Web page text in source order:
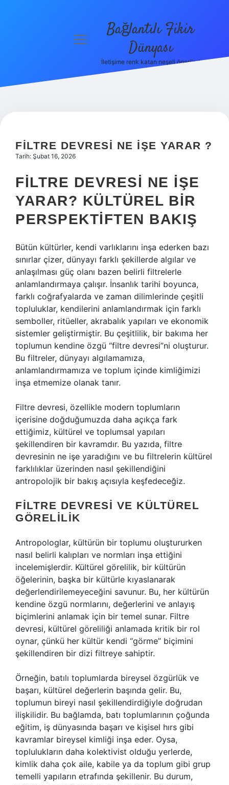
Hakkımızda
menüyü
Bağlantılı Fikir
Dünyası
İletişime renk katan neşeli öneriler!
FILTRE DEVRESI NE IŞE YARAR ?
Tarih: Şubat 16, 2026
FILTRE DEVRESI NE İŞE
YARAR? KÜLTÜREL BIR
PERSPEKTIFTEN BAKIŞ
Bütün kültürler, kendi varlıklarını inşa ederken bazı
sınırlar çizer, dünyayı farklı şekillerde algılar ve
anlaşılması güç olanı bazen belirli filtrelerle
anlamlandırmaya çalışır. İnsanlık tarihi boyunca,
farklı coğrafyalarda ve zaman dilimlerinde çeşitli
topluluklar, kendilerini anlamlandırmak için farklı
semboller, ritüeller, akrabalık yapıları ve ekonomik
sistemler geliştirmiştir. Bu çeşitlilik, bir bakıma her
toplumun kendine özgü “filtre devresi”ni oluşturur.
Bu filtreler, dünyayı algılamamıza,
anlamlandırmamıza ve toplum içinde kimliğimizi
inşa etmemize olanak tanır.
Filtre devresi, özellikle modern toplumların
içerisine doğduğumuzda daha açıkça fark
ettiğimiz, kültürel ve toplumsal yapıları
şekillendiren bir kavramdır. Bu yazıda, filtre
devresinin ne işe yaradığını ve bu filtrelerin kültürel
farklılıklar üzerinden nasıl şekillendiğini
antropolojik bir bakış açısıyla keşfedeceğiz.
FILTRE DEVRESI VE KÜLTÜREL
GÖRELILIK
Antropologlar, kültürün bir toplumu oluştururken
nasıl belirli kalıpları ve normları inşa ettiğini
incelemişlerdir. Kültürel görelilik, bir kültürün
öğelerinin, başka bir kültürle kıyaslanarak
değerlendirilemeyeceğini savunur. Bu, her kültürün
kendine özgü normlarını, değerlerini ve anlayış
biçimlerini anlamak için bir temel sunar. Filtre
devresi, kültürel göreliliği anlamada kritik bir rol
oynar, çünkü her kültür kendi “görme” biçimini
şekillendiren bir dizi filtreye sahiptir.
Örneğin, batılı toplumlarda bireysel özgürlük ve
başarı, kültürel değerlerin başında gelir. Bu,
toplumun bireyi nasıl şekillendirdiğiyle doğrudan
ilişkilidir. Bu bağlamda, batı toplumlarının çoğunda
eğitim, iş dünyasında başarı ve kişisel hırs gibi
kavramlar bireysel kimliği inşa eder. Oysa,
toplulukların daha kolektivist olduğu yerlerde,
kimlik daha çok aile, kabile ya da toplum gibi grup
temelli yapıların etrafında şekillenir. Bu durum,